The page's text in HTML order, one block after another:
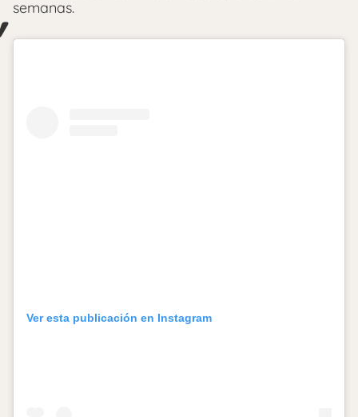
semanas.
Ver esta publicación en Instagram